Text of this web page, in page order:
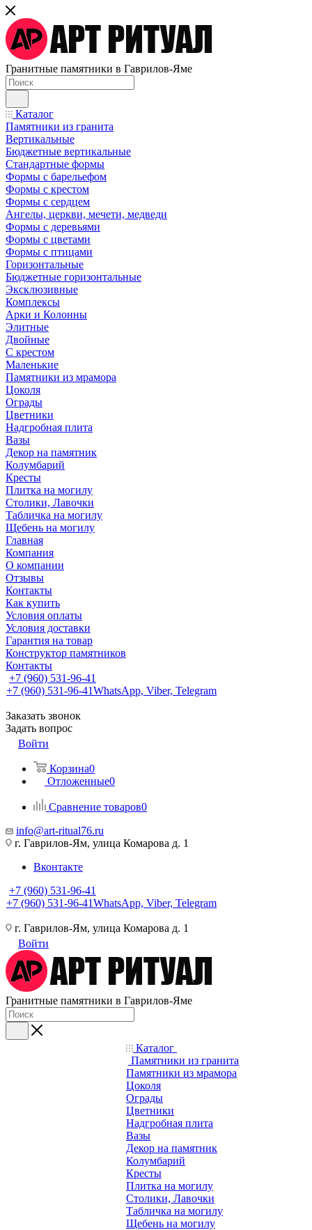
Гранитные памятники в Гаврилов-Яме
Каталог
Памятники из гранита
Вертикальные
Бюджетные вертикальные
Стандартные формы
Формы с барельефом
Формы с крестом
Формы с сердцем
Ангелы, церкви, мечети, медведи
Формы с деревьями
Формы с цветами
Формы с птицами
Горизонтальные
Бюджетные горизонтальные
Эксклюзивные
Комплексы
Арки и Колонны
Элитные
Двойные
С крестом
Маленькие
Памятники из мрамора
Цоколя
Ограды
Цветники
Надгробная плита
Вазы
Декор на памятник
Колумбарий
Кресты
Плитка на могилу
Столики, Лавочки
Табличка на могилу
Щебень на могилу
Главная
Компания
О компании
Отзывы
Контакты
Как купить
Условия оплаты
Условия доставки
Гарантия на товар
Конструктор памятников
Контакты
+7 (960) 531-96-41
+7 (960) 531-96-41WhatsApp, Viber, Telegram
Заказать звонок
Задать вопрос
Войти
Корзина0
Отложенные0
Сравнение товаров0
info@art-ritual76.ru
г. Гаврилов-Ям, улица Комарова д. 1
Вконтакте
+7 (960) 531-96-41
+7 (960) 531-96-41WhatsApp, Viber, Telegram
г. Гаврилов-Ям, улица Комарова д. 1
Войти
Гранитные памятники в Гаврилов-Яме
Каталог
Памятники из гранита
Памятники из мрамора
Цоколя
Ограды
Цветники
Надгробная плита
Вазы
Декор на памятник
Колумбарий
Кресты
Плитка на могилу
Столики, Лавочки
Табличка на могилу
Щебень на могилу